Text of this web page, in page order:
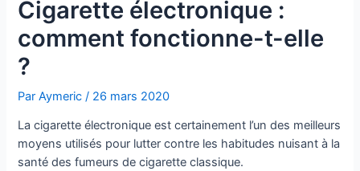
Cigarette électronique :
comment fonctionne-t-elle
?
ParAymeric/ 26 mars 2020
La cigarette électronique est certainement l’un des meilleurs
moyens utilisés pour lutter contre les habitudes nuisant à la
santé des fumeurs de cigarette classique.